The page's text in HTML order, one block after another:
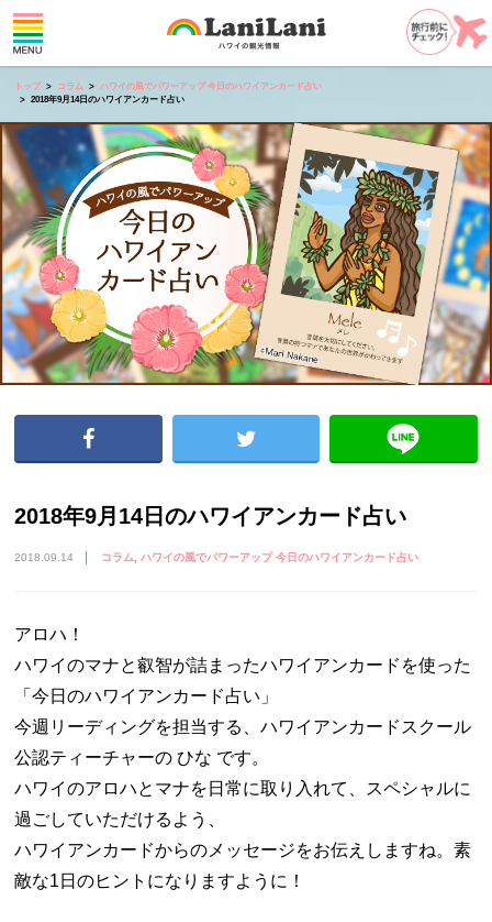
トップ コラム
ハワイの風でパワーアップ 今日のハワイアンカード占い
2018年9月14日のハワイアンカード占い
2018年9月14日のハワイアンカード占い
2018.09.14 コラム ハワイの風でパワーアップ 今日のハワイアンカード占い
アロハ！
ハワイのマナと叡智が詰まったハワイアンカードを使った
「今日のハワイアンカード占い」
今週リーディングを担当する、ハワイアンカードスクール
公認ティーチャーの ひな です。
ハワイのアロハとマナを日常に取り入れて、スペシャルに
過ごしていただけるよう、
ハワイアンカードからのメッセージをお伝えしますね。素
敵な1日のヒントになりますように！